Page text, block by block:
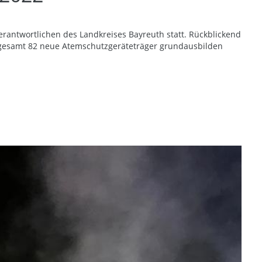
des Landkreises Bayreuth statt. Rückblickend
82 neue Atemschutzgeräteträger grundausbilden